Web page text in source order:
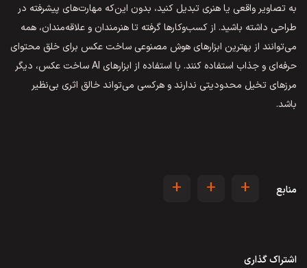
به تصاویر واقعی یا هنری تبدیل کنید، بدون این‌که مهارت‌های پیشرفته در
طراحی داشته باشید. از کسب‌وکارها گرفته تا هنرمندان و علاقه‌مندان، همه
می‌توانند از بهترین ابزارهای هوش مصنوعی ساخت عکس برای خلق محتوای
حرفه‌ای و جذاب استفاده کنند. با استفاده از ابزارهای AI ساخت عکس، دیگر
مرزهای تخیل محدودیتی ندارند و هرکسی می‌تواند خالق اثری بی‌نظیر
باشد.
منابع +
+
+
اشتراک گذاری